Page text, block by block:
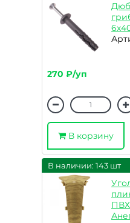
270 ₽/уп
В корзину
В наличии: 143 шт
ПВХ